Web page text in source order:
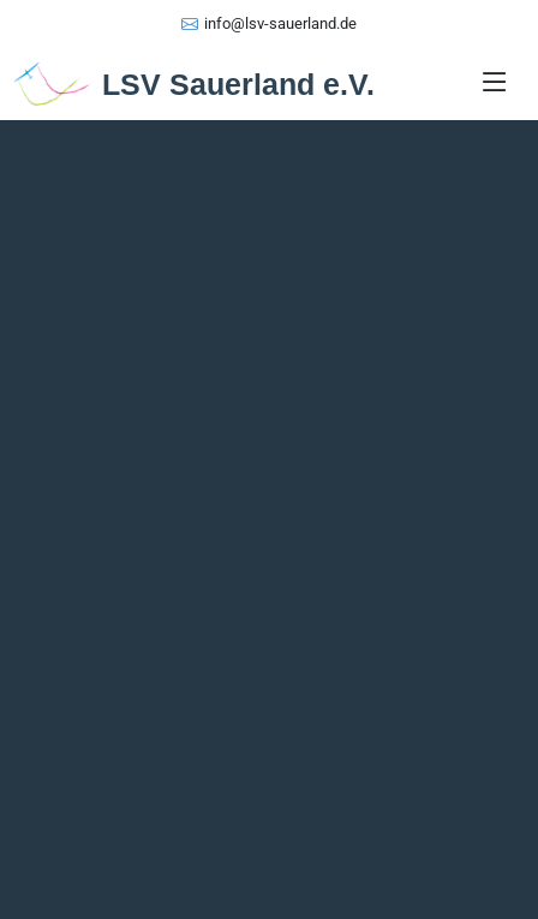
info@lsv-sauerland.de
LSV Sauerland e.V.